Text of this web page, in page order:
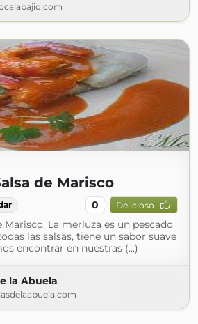
de Marisco
0 Delicioso
Marisco. La merluza es un pescado
las salsas, tiene un sabor suave
encontrar en nuestras (...)
la Abuela